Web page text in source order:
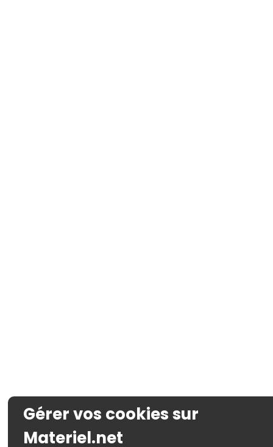
Gérer vos cookies sur
Materiel.net